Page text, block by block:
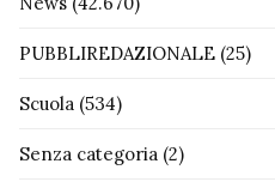
PUBBLIREDAZIONALE (25)
Scuola (534)
Senza categoria (2)